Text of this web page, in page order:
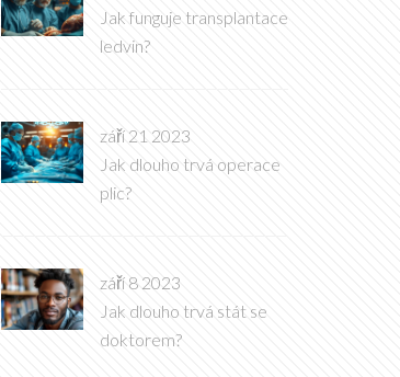
Jak funguje transplantace
ledvin?
září 21 2023
Jak dlouho trvá operace
plic?
září 8 2023
Jak dlouho trvá stát se
doktorem?